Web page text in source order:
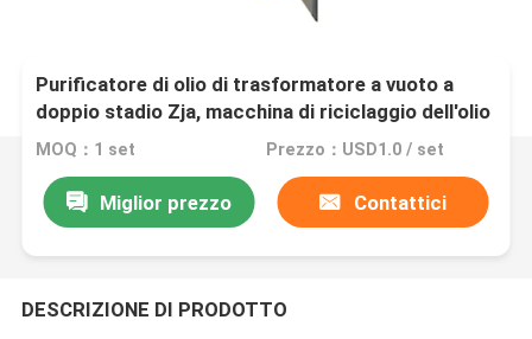
Purificatore di olio di trasformatore a vuoto a
doppio stadio Zja, macchina di riciclaggio dell'olio
di trasformatore
MOQ：1 set Prezzo：USD1.0 / set
Miglior prezzo Contattici
DESCRIZIONE DI PRODOTTO